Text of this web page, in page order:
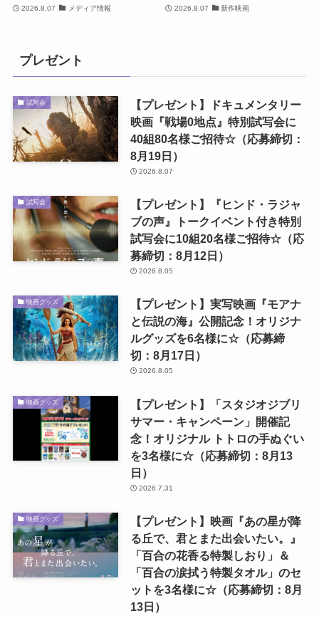
2026.8.07 メディア情報 2026.8.07 新作映画
プレゼント
試写会
【プレゼント】ドキュメンタリー
映画『戦場0地点』特別試写会に
40組80名様ご招待☆（応募締切：
8月19日）
2026.8.07
試写会
【プレゼント】『ヒンド・ラジャ
ブの声』トークイベント付き特別
試写会に10組20名様ご招待☆（応
募締切：8月12日）
2026.8.05
映画グッズ
【プレゼント】実写映画『モアナ
と伝説の海』公開記念！オリジナ
ルグッズを6名様に☆（応募締
切：8月17日）
2026.8.05
映画グッズ
【プレゼント】「スタジオジブリ
サマー・キャンペーン」開催記
念！オリジナル トトロの手ぬぐい
を3名様に☆（応募締切：8月13
日）
2026.7.31
映画グッズ
【プレゼント】映画『あの星が降
る丘で、君とまた出会いたい。』
「百合の花香る特製しおり」＆
「百合の涙拭う特製タオル」のセ
ットを3名様に☆（応募締切：8月
13日）